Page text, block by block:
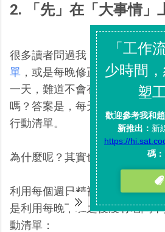
2. 「先」在「大事情」
很多讀者問過我，即使像我 每
單 ，或是每晚修正明天的行動
一天，難道不會有很多新的意外
嗎？答案是，每天都會有很多新
行動清單。
為什麼呢？其實也可以用決策疲
利用每個週日精神最好、最沒有
是利用每晚下班之後沒有老闆
動清單：